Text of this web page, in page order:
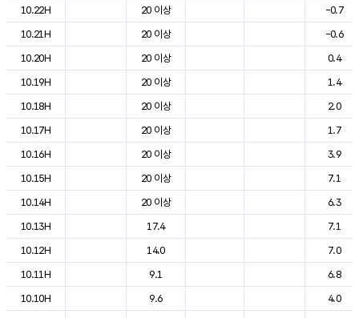
10.22H
20 이상
-0.7
10.21H
20 이상
-0.6
10.20H
20 이상
0.4
10.19H
20 이상
1.4
10.18H
20 이상
2.0
10.17H
20 이상
1.7
10.16H
20 이상
3.9
10.15H
20 이상
7.1
10.14H
20 이상
6.3
10.13H
17.4
7.1
10.12H
14.0
7.0
10.11H
9.1
6.8
10.10H
9.6
4.0